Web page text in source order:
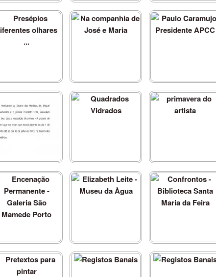
(A)casos na pintura (A)casos na pintura
Bienal Internacional de
Arte Contemporânea
Aveiro
Presépios diferentes
olhares ...
Na companhia de José e
Maria
Paulo Caramujo
Presidente APCC
de um lugar na
terra
Quadrados Vidrados primavera do artista
Permanente -
São Mamede Porto
Elizabeth Leite - Museu da
Àgua
Confrontos - Biblioteca
Santa Maria da Feira